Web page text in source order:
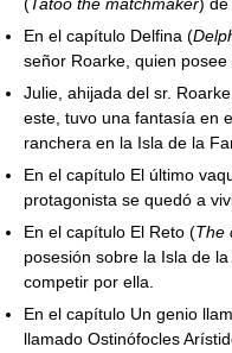
En el capítulo Delfina (
señor Roarke, quien posee
Julie, ahijada del sr.
este, tuvo una fantasía en
ranchera en la Isla de la
En el capítulo El último
protagonista se quedó a
En el capítulo El Reto (The
posesión sobre la Isla de
competir por ella.
En el capítulo Un genio
llamado Ostinófocles